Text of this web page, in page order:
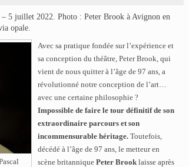
5 juillet 2022. Photo : Peter Brook à Avignon en
opale.
Avec sa pratique fondée sur l’expérience et
sa conception du théâtre, Peter Brook, qui
vient de nous quitter à l’âge de 97 ans, a
révolutionné notre conception de l’art…
avec une certaine philosophie ?
Impossible de faire le tour définitif de son
extraordinaire parcours et son
incommensurable héritage. Toutefois,
décédé à l’âge de 97 ans, le metteur en
scène britannique Peter Brook laisse après